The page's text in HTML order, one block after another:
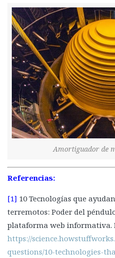
Amortiguador de
Referencias:
[1] 10 Tecnologías que
terremotos: Poder del
plataforma web informativa.
https://
questions/10-technologies-